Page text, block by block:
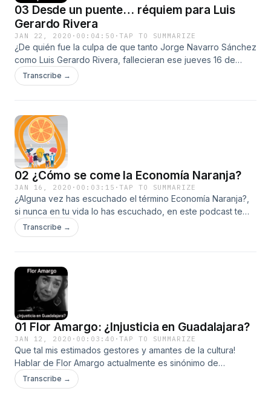
03 Desde un puente… réquiem para Luis
Gerardo Rivera
JAN 22, 2020 · 00:04:50 ·TAP TO SUMMARIZE
¿De quién fue la culpa de que tanto Jorge Navarro Sánchez
como Luis Gerardo Rivera, fallecieran ese jueves 16 de
enero? Quizá haya miles de notas que hablen de la muerte
de los 2 actores de la serie de Televisa "Sin miedo a la
para los cuates. Ojalá, que producto de esta desgracia,
pronto, muy pronto, existan mejores condiciones en la
industria audiovisual. Mientras te abrazo desde aquí
Gerardo. Gracias por todo.
Transcribe →
02 ¿Cómo se come la Economía Naranja?
JAN 16, 2020 · 00:03:15 ·TAP TO SUMMARIZE
¿Alguna vez has escuchado el término Economía Naranja?,
si nunca en tu vida lo has escuchado, en este podcast te
brindo un poco de luz para que sepas de qué se trata,
¡seguro eres parte de ella y no lo sabes!
Transcribe →
01 Flor Amargo: ¿Injusticia en Guadalajara?
JAN 12, 2020 · 00:03:40 ·TAP TO SUMMARIZE
Que tal mis estimados gestores y amantes de la cultura!
Hablar de Flor Amargo actualmente es sinónimo de
polémica porque hay gente que la ama y otras más que la
odian. Recientemente ella fue arrestada “por alterar el
Transcribe →